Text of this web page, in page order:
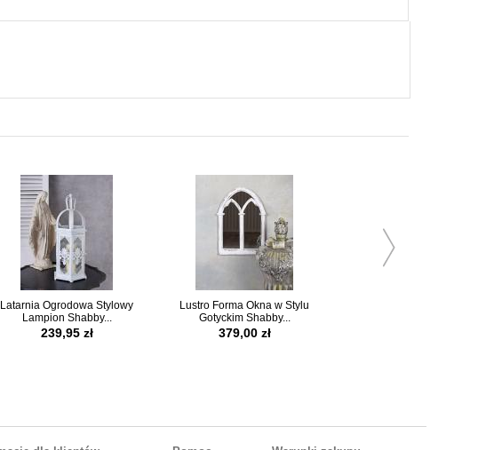
Latarnia Ogrodowa Stylowy
Lampion Shabby...
239,95 zł
Lustro Forma Okna w Stylu
Gotyckim Shabby...
379,00 zł